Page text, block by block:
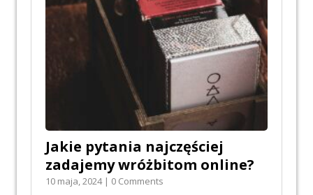
Jakie pytania najczęściej
zadajemy wróżbitom online?
10 maja, 2024 | 0 Comments